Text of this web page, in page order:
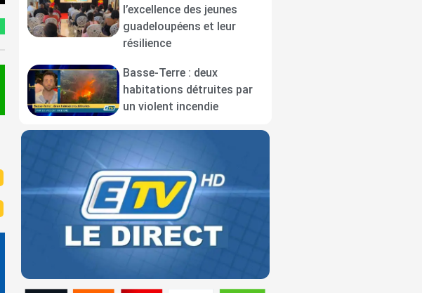
l’excellence des jeunes
guadeloupéens et leur
résilience
Basse-Terre : deux
habitations détruites par
un violent incendie